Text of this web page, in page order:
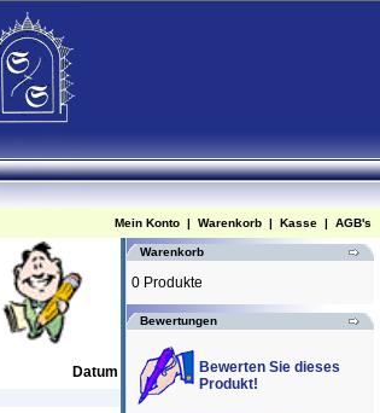
Mein Konto | Warenkorb | Kasse | AGB's
Datum
Warenkorb
0 Produkte
Bewertungen
Bewerten Sie dieses
Produkt!